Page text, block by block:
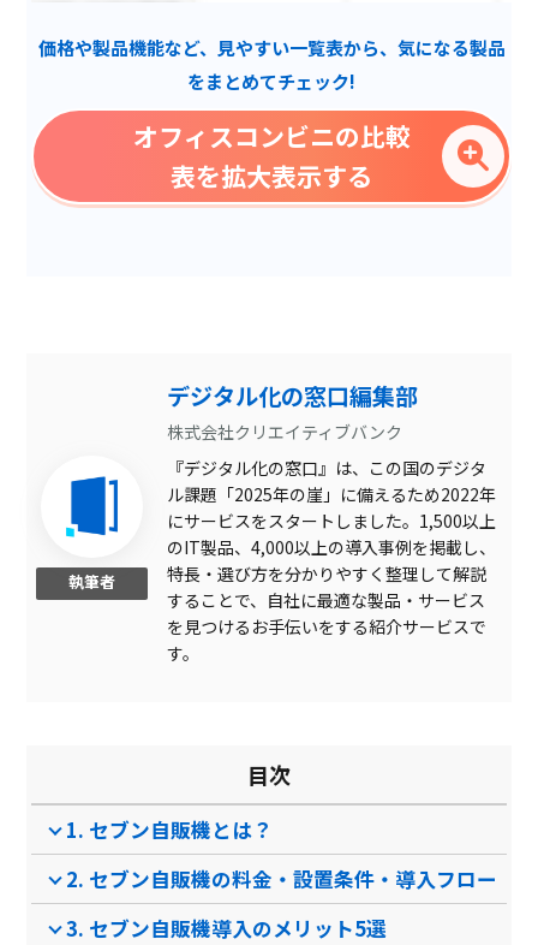
冷凍食品の取り扱い
スタッフによる定期メンテ
24時間営業
現金決済
サービス資料
無料ダウンロード
snaq.me office (スナ…
価格や製品機能など、見やすい一覧表から、気になる製品
をまとめてチェック!
オフィスコンビニの比較
表を拡大表示する
執筆者
デジタル化の窓口編集部
株式会社クリエイティブバンク
『デジタル化の窓口』は、この国のデジタ
ル課題「2025年の崖」に備えるため2022年
にサービスをスタートしました。1,500以上
のIT製品、4,000以上の導入事例を掲載し、
特長・選び方を分かりやすく整理して解説
することで、自社に最適な製品・サービス
を見つけるお手伝いをする紹介サービスで
す。
目次
1. セブン自販機とは？
2. セブン自販機の料金・設置条件・導入フロー
3. セブン自販機導入のメリット5選